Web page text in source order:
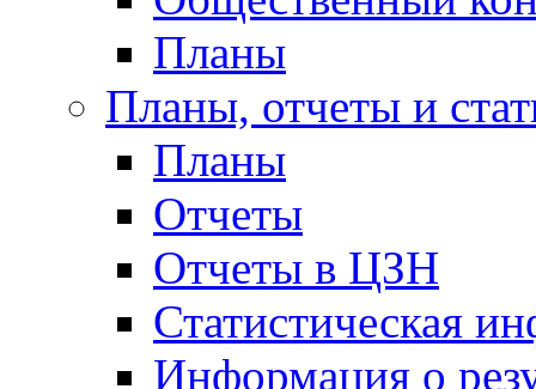
Планы
Планы, отчеты и
Планы
Отчеты
Отчеты в ЦЗН
Статистическая
Информация о